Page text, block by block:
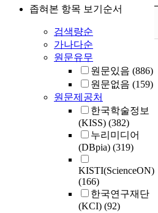
좁혀본 항목 보기순서
검색량순
가나다순
원문유무
원문있음 (886)
원문없음 (159)
원문제공처
한국학술정보
(KISS) (382)
누리미디어
(DBpia) (319)
KISTI(ScienceON)
(166)
한국연구재단
(KCI) (92)